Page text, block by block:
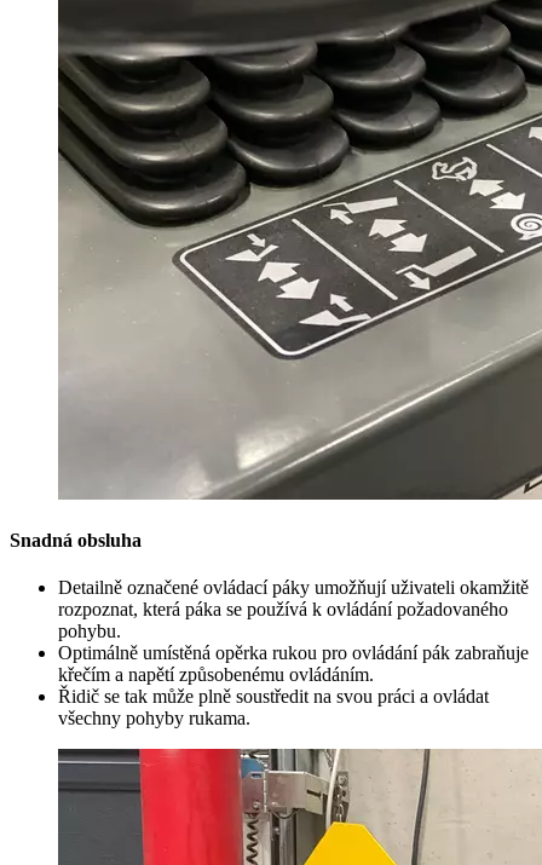
Snadná obsluha
Detailně označené ovládací páky umožňují uživateli okamžitě
rozpoznat, která páka se používá k ovládání požadovaného
pohybu.
Optimálně umístěná opěrka rukou pro ovládání pák zabraňuje
křečím a napětí způsobenému ovládáním.
Řidič se tak může plně soustředit na svou práci a ovládat
všechny pohyby rukama.